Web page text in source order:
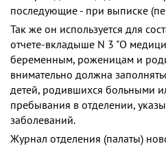
последующие - при выписке
Так же он используется для
отчете-вкладыше N 3 "О
беременным, роженицам и
внимательно должна
детей, родившихся больными
пребывания в отделении,
заболеваний.
Журнал отделения (палаты)